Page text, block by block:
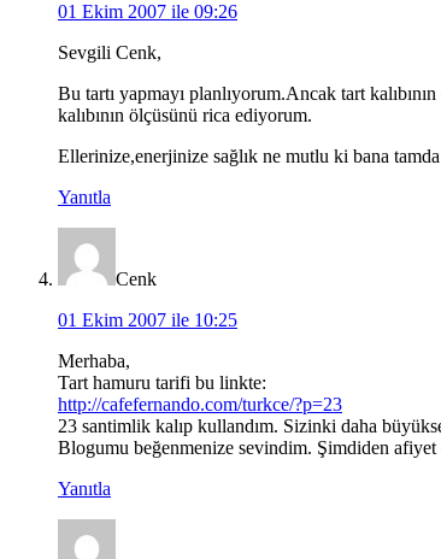
01 Ekim 2007 ile 09:26
Sevgili Cenk,
Bu tartı yapmayı planlıyorum.Ancak tart
kalıbının ölçüsünü rica ediyorum.
Ellerinize,enerjinize sağlık ne mutlu ki bana
Yanıtla
Cenk
01 Ekim 2007 ile 10:25
Merhaba,
Tart hamuru tarifi bu linkte:
http://cafefernando.com/turkce/?p=23
23 santimlik kalıp kullandım. Sizinki daha
Blogumu beğenmenize sevindim. Şimdiden afiyet
Yanıtla